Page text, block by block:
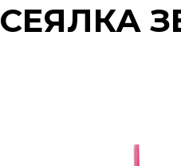
СЕЯЛКА